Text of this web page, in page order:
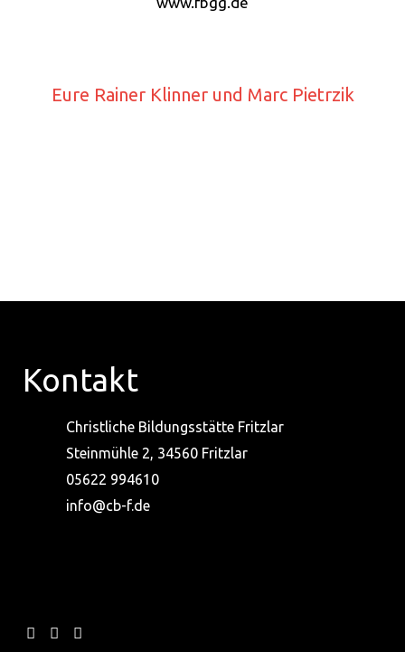
Eure Rainer Klinner und Marc Pietrzik
Kontakt
Christliche Bildungsstätte Fritzlar
Steinmühle 2, 34560 Fritzlar
05622 994610
info@cb-f.de
I
F
Y